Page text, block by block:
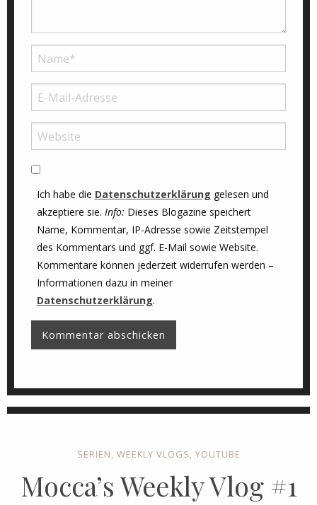
Ich habe die Datenschutzerklärung gelesen und
akzeptiere sie. Info: Dieses Blogazine speichert
Name, Kommentar, IP-Adresse sowie Zeitstempel
des Kommentars und ggf. E-Mail sowie Website.
Kommentare können jederzeit widerrufen werden –
Informationen dazu in meiner
Datenschutzerklärung.
SERIEN, WEEKLY VLOGS, YOUTUBE
Mocca’s Weekly Vlog #1